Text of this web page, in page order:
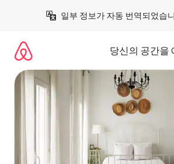
일부 정보가 자동 번역되었습
당신의 공간을